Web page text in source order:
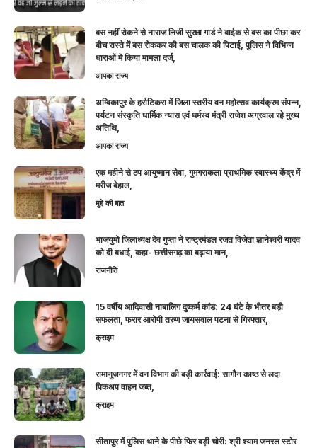
बस नहीं रोकने से नाराज निजी सुरक्षा गार्ड ने बाईक से बस का पीछा कर
बीच रास्ते में बस रोककर की बस चालक की पिटाई, पुलिस ने विभिन्न
धाराओं में किया मामला दर्ज,
आपका राज्य
अम्बिकापुर के हर्राटिकरा में जिला स्तरीय वन महोत्सव कार्यक्रम संपन्न,
पर्यटन संस्कृति धार्मिक न्यास एवं धर्मस्व मंत्री राजेश अग्रवाल रहे मुख्य
अतिथि,
आपका राज्य
एक महीने से ठप आयुष्मान सेवा, गुमगराकला प्राथमिक स्वास्थ्य केंद्र में
मरीज बेहाल,
मुद्दे की बात
भाजयुमो जिलाध्यक्ष देव गुप्ता ने राष्ट्रमंडल रजत विजेता ज्ञानेश्वरी यादव
को दी बधाई, कहा- छत्तीसगढ़ का बढ़ाया मान,
राजनीति
15 वर्षीय आदिवासी नाबालिग दुष्कर्म कांड: 24 घंटे के भीतर बड़ी
सफलता, फरार आरोपी तरुण जायसवाल पटना से गिरफ्तार,
क्राइम
रामानुजनगर में वन विभाग की बड़ी कार्रवाई: सागौन काष्ठ से लदा
पिकअप वाहन जब्त,
क्राइम
सीतापुर में पुलिस थाने के पीछे फिर बड़ी चोरी: श्री श्याम जनरल स्टोर